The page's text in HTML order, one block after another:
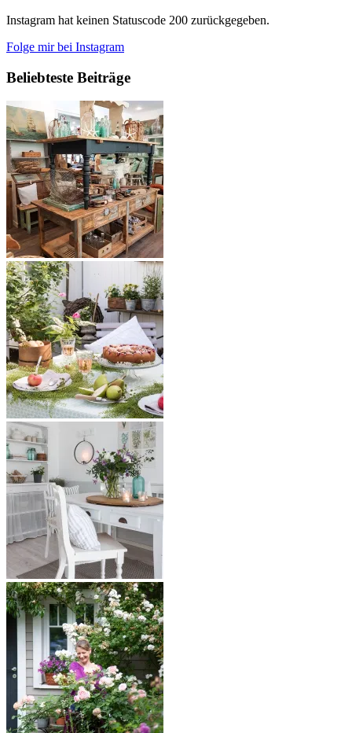
Instagram hat keinen Statuscode 200 zurückgegeben.
Folge mir bei Instagram
Beliebteste Beiträge